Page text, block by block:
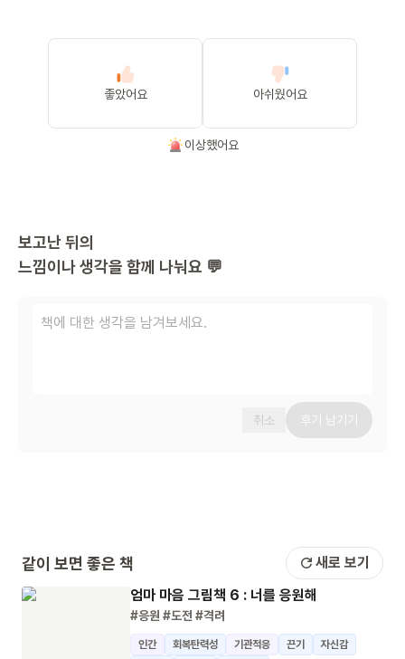
좋았어요 아쉬웠어요
이상했어요
보고난 뒤의
느낌이나 생각을 함께 나눠요 💬
취소 후기 남기기
같이 보면 좋은 책 새로 보기
엄마 마음 그림책 6 : 너를 응원해
#응원 #도전 #격려
인간 회복탄력성 기관적응 끈기
자신감